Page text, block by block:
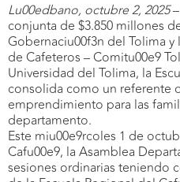
Lu00edbano, octubre 2, 2025–
conjunta de $3.850 millones
Gobernaciu00f3n del Tolima
de Cafeteros – Comitu00e9
Universidad del Tolima, la
consolida como un referente
emprendimiento para las
departamento.
Este miu00e9rcoles 1 de
Cafu00e9, la Asamblea
sesiones ordinarias teniendo